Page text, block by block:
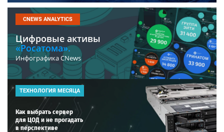
CNEWS ANALYTICS
Цифровые активы
«Росатома».
Инфографика CNews
ТЕХНОЛОГИЯ МЕСЯЦА
Как выбрать сервер
для ЦОД и не прогадать
в перспективе